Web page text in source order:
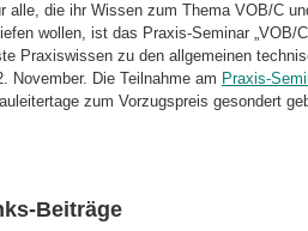
alle, die ihr Wissen zum Thema VOB/C
wollen, ist das Praxis-Seminar „VOB/
Praxiswissen zu den allgemeinen
November. Die Teilnahme am Praxis-
zum Vorzugspreis gesondert
Beiträge